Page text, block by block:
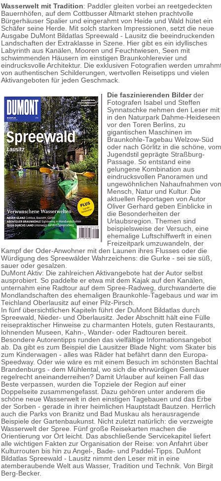
Wasserwelt mit Tradition: Paddler gleiten vorbei an reetgedeckten
Bauernhöfen, auf dem Cottbusser Altmarkt stehen prachtvolle
Bürgerhäuser Spalier und eingerahmt von Heide und Wald hütet ein
Schäfer seine Herde. Mit solch starken Impressionen, setzt die neue
Ausgabe DuMont Bildatlas Spreewald - Lausitz die beeindruckenden
Landschaften der Extraklasse in Szene. Hier gibt es ein idyllisches
Labyrinth aus Kanälen, Mooren und Feuchtwiesen, Seen mit
schwimmenden Häusern im einstigen Braunkohlerevier und
eindrucksvolle Architektur. Die exklusiven Fotografien werden
von authentischen Schilderungen, wertvollen Reisetipps und vielen
Aktivangeboten für jeden Geschmack.
Die faszinierenden Bilderder
Fotografen Isabel und Steffen
Synnatschke nehmen den Leser mit
in den Naturpark Dahme-Heideseen
vor den Toren Berlins, zu
gigantischen Maschinen im
Braunkohle-Tagebau Welzow-Süd
oder nach Görlitz in die schöne, vom
Jugendstil geprägte Straßburg-
Passage. So entstand eine
gelungene Kombination aus
eindrucksvollen Panoramen und
ungewöhnlichen Nahaufnahmen von
Mensch, Natur und Kultur. Die
aktuellen Reportagen von Autor
Oliver Gerhard geben Einblicke in
die Besonderheiten der
Urlaubsregion. Themen sind
beispielsweise der Versuch, eine
ehemalige Luftschiffwerft in einen
Freizeitpark umzuwandeln, der
Kampf der Oder-Anwohner mit den Launen ihres Flusses oder die
Würdigung des Spreewälder Wahrzeichens: die Gurke - sei sie süß,
sauer oder gesalzen.
DuMont Aktiv: Die zahlreichen Aktivangebote hat der Autor selbst
ausprobiert. So paddelte er etwa mit dem Kajak auf den Kanälen,
unternahm eine Radtour auf dem Spree-Radweg, durchwanderte die
Mondlandschaften des ehemaligen Braunkohle-Tagebaus und war im
Teichland Oberlausitz auf einer Pilz-Pirsch.
In fünf übersichtlichen Kapiteln führt der DuMont Bildatlas durch
Spreewald, Nieder- und Oberlausitz. Jeder Abschnitt hält eine Fülle
reisepraktischer Hinweise zu charmanten Hotels, guten Restaurants,
lohnenden Museen, Kahn-, Wander- oder Radtouren bereit.
Besondere Autorentipps runden das vielfältige Informationsangebot
ab. Da gibt es zum Beispiel die Lausitzer Blade Night: vom Skater bis
zum Kinderwagen - alles was Räder hat befährt dann den Europa-
Speedway. Oder wie wäre es mit einem Besuch im schönsten Bachtal
Brandenburgs - dem Mühlental, wo sich die ehrwürdigen Gemäuer
regelrecht aneinanderreihen? Damit Urlauber auf keinen Fall das
Beste verpassen, wurden die Topziele der Region auf einer
Doppelseite zusammengefasst. Dazu gehören unter anderem die
schöne neue Wasserwelt in den einstigen Tagebauen und das Erbe
der Sorben - gerade in ihrer heimlichen Hauptstadt Bautzen. Herrlich
auch die Parks von Branitz und Bad Muskau als herausragende
Beispiele der Gartenbaukunst. Nicht zuletzt natürlich: die verzweigte
Wasserwelt der Spree. Fünf große Reisekarten machen die
Orientierung vor Ort leicht. Das abschließende Servicekapitel liefert
alle wichtigen Fakten zur Organisation der Reise: von Anfahrt über
Kulturrouten bis hin zu Angel-, Bade- und Paddel-Tipps. DuMont
Bildatlas Spreewald - Lausitz nimmt den Leser mit in eine
atemberaubende Welt aus Wasser, Tradition und Technik. Von Birgit
Berg-Becker.